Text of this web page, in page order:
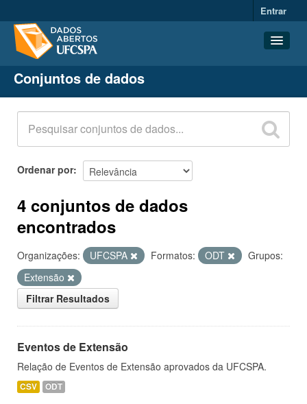
Entrar
Conjuntos de dados
Organizações
Grupos
Sobre
Conjuntos de dados
Ordenar por
4 conjuntos de dados
encontrados
Organizações: UFCSPA Formatos: ODT
Grupos:
Extensão
Filtrar Resultados
Eventos de Extensão
Relação de Eventos de Extensão aprovados da UFCSPA.
CSV ODT